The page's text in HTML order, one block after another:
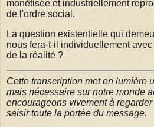
monétisée et industriellement
de l'ordre social.
La question existentielle qui
nous fera-t-il individuellement
de la réalité ?
Cette transcription met en lumière
mais nécessaire sur notre monde
encourageons vivement à
saisir toute la portée du message.